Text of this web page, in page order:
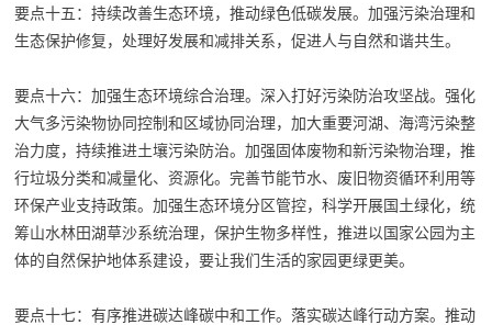
要点十五：持续改善生态环境，推动绿色低碳发展。加强污染治理和
生态保护修复，处理好发展和减排关系，促进人与自然和谐共生。
要点十六：加强生态环境综合治理。深入打好污染防治攻坚战。强化
大气多污染物协同控制和区域协同治理，加大重要河湖、海湾污染整
治力度，持续推进土壤污染防治。加强固体废物和新污染物治理，推
行垃圾分类和减量化、资源化。完善节能节水、废旧物资循环利用等
环保产业支持政策。加强生态环境分区管控，科学开展国土绿化，统
筹山水林田湖草沙系统治理，保护生物多样性，推进以国家公园为主
体的自然保护地体系建设，要让我们生活的家园更绿更美。
要点十七：有序推进碳达峰碳中和工作。落实碳达峰行动方案。推动